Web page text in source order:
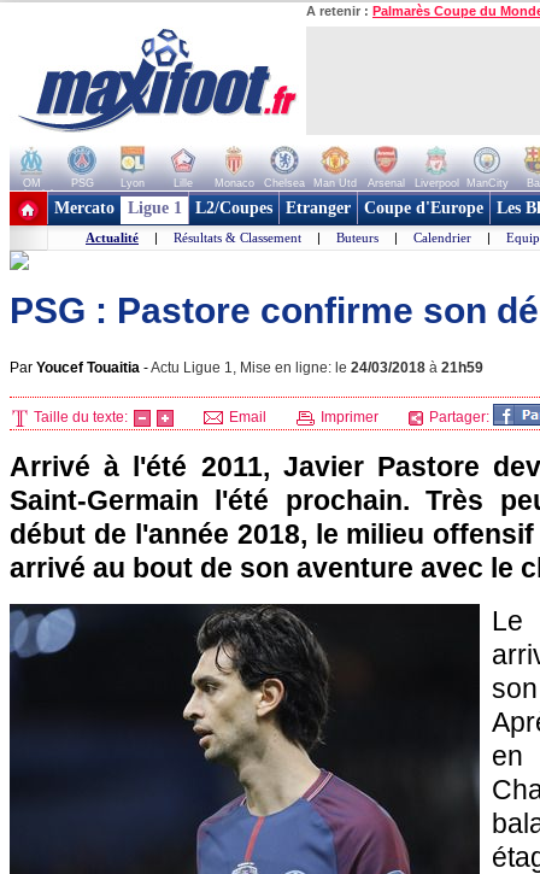
A retenir : Palmarès Coupe du
OM PSG Lyon Lille Monaco Chelsea Man Utd Arsenal Liverpool ManCity
+ de clubs
Mercato Ligue 1 L2/Coupes Etranger Coupe d'Europe Les
Actualité | Résultats & Classement | Buteurs | Calendrier |
PSG : Pastore confirme son
Par Youcef Touaitia -Actu Ligue 1, Mise en ligne: le 24/03/2018 à 21h59
Taille du texte: Email Imprimer Partager:
Arrivé à l'été 2011, Javier Pastore
Saint-Germain l'été prochain. Très
début de l'année 2018, le milieu
arrivé au bout de son aventure avec le
Le